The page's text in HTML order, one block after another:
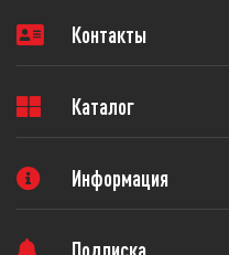
Контакты
Каталог
Информация